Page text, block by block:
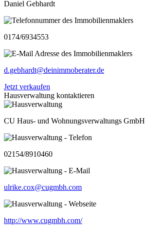
Daniel Gebhardt
0174/6934553
d.gebhardt@deinimmoberater.de
Jetzt verkaufen
Hausverwaltung kontaktieren
CU Haus- und Wohnungsverwaltungs GmbH
02154/8910460
ulrike.cox@cugmbh.com
http://www.cugmbh.com/